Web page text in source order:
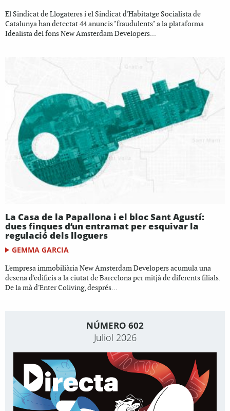
El Sindicat de Llogateres i el Sindicat d'Habitatge Socialista de
Catalunya han detectat 44 anuncis "fraudulents" a la plataforma
Idealista del fons New Amsterdam Developers...
La Casa de la Papallona i el bloc Sant Agustí:
dues finques d’un entramat per esquivar la
regulació dels lloguers
GEMMA GARCIA
L'empresa immobiliària New Amsterdam Developers acumula una
desena d'edificis a la ciutat de Barcelona per mitjà de diferents filials.
De la mà d'Enter Coliving, després...
NÚMERO 602
Juliol 2026